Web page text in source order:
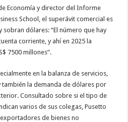
Economía y director del Informe
School, el superávit comercial es
dólares: “El número que hay
corriente, y ahí en 2025 la
7500 millones”.
en la balanza de servicios,
la demanda de dólares por
Consultado sobre si el tipo de
varios de sus colegas, Pusetto
de bienes no